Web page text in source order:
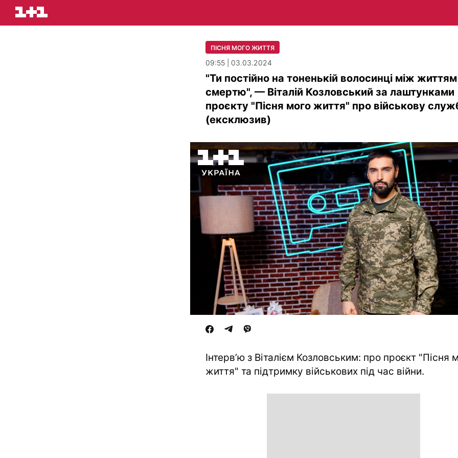
ПІСНЯ МОГО ЖИТТЯ
09:55 | 03.03.2024
"Ти постійно на тоненькій волосинці між життям
смертю", — Віталій Козловський за лаштунками
проєкту "Пісня мого життя" про військову
(ексклюзив)
Інтерв’ю з Віталієм Козловським: про проєкт "Пісня
життя" та підтримку військових під час війни.